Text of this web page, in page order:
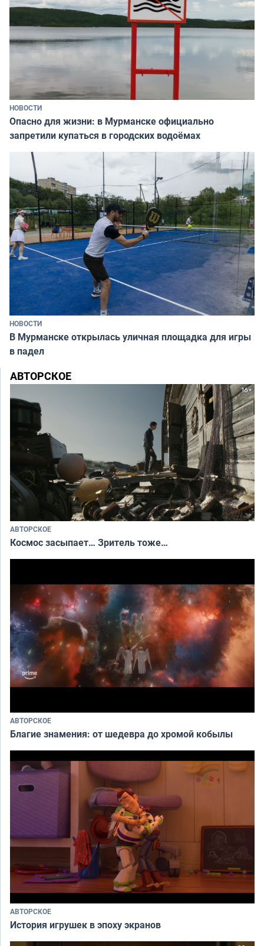
НОВОСТИ
Опасно для жизни: в Мурманске официально
запретили купаться в городских водоёмах
НОВОСТИ
В Мурманске открылась уличная площадка для игры
в падел
АВТОРСКОЕ
АВТОРСКОЕ
Космос засыпает… Зритель тоже…
АВТОРСКОЕ
Благие знамения: от шедевра до хромой кобылы
АВТОРСКОЕ
История игрушек в эпоху экранов